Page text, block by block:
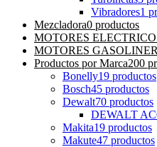
Vibradores1
Mezcladora0 productos
MOTORES
MOTORES
Productos por Marca200
Bonelly19 productos
Bosch45 productos
Dewalt70 productos
DEWALT
Makita19 productos
Makute47 productos